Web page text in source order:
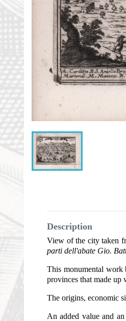
Description
View of the city taken
parti dell'abate Gio.
This monumental work
provinces that made up
The origins, economic
An added value and